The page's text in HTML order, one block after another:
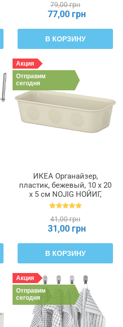
79,00 грн
77,00 грн
В КОРЗИНУ
Акция
Отправим
сегодня
ИКЕА Органайзер,
пластик, бежевый, 10 x 20
x 5 см NOJIG НОЙИГ,
704.574.87
41,00 грн
31,00 грн
В КОРЗИНУ
Акция
Отправим
сегодня